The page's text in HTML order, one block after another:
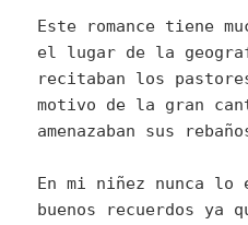
Este romance tiene
el lugar de la
recitaban los
motivo de la gran
amenazaban sus
En mi niñez nunca lo
buenos recuerdos ya